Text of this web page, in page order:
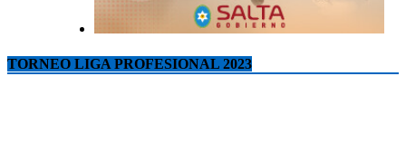
TORNEO LIGA PROFESIONAL 2023